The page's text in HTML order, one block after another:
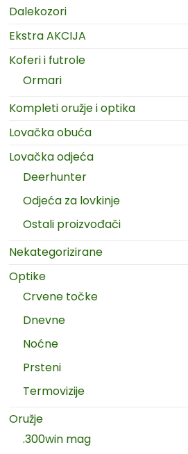
Dalekozori
Ekstra AKCIJA
Koferi i futrole
Ormari
Kompleti oružje i optika
Lovačka obuća
Lovačka odjeća
Deerhunter
Odjeća za lovkinje
Ostali proizvođači
Nekategorizirane
Optike
Crvene točke
Dnevne
Noćne
Prsteni
Termovizije
Oružje
.300win mag